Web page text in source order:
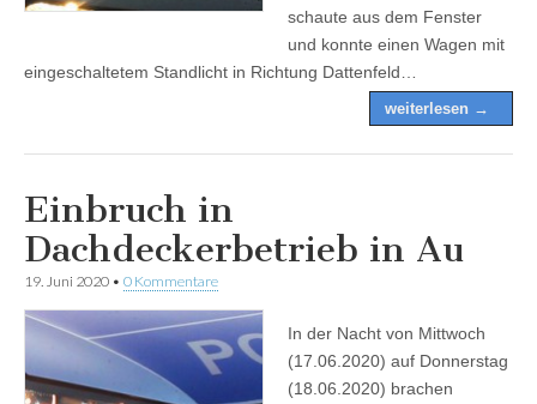
schaute aus dem Fenster
und konnte einen Wagen mit
eingeschaltetem Standlicht in Richtung Dattenfeld…
weiterlesen →
Einbruch in
Dachdeckerbetrieb in Au
19. Juni 2020 • 0 Kommentare
In der Nacht von Mittwoch
(17.06.2020) auf Donnerstag
(18.06.2020) brachen